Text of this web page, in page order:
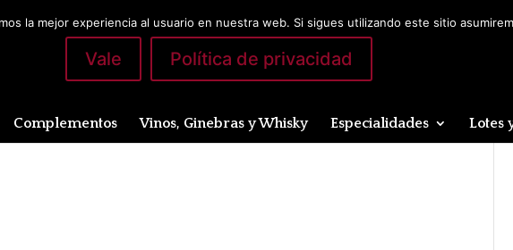
Complementos Vinos, Ginebras y Whisky Especialidades Lotes
la mejor experiencia al usuario en nuestra web. Si sigues utilizando este sitio
Vale Política de privacidad